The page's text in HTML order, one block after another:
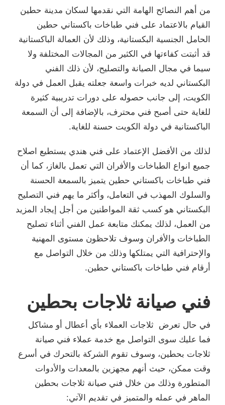
من أهم النصائح الهامة التي نقدمها لسكان مدينة حطين
القيام بالاعتماد على فني طباخات باكستاني حطين
الحامل الجنسية البكستانية، وذلك لأن العمالة الباكستانية
قد أثبتت كفاءتها في الكثير من المجالات المختلفة ولا
سيما في مجال الصيانة والتصليح، لأن ذلك الفني
البكستاني لديه خبرات واسعة جعلته يقبل العمل في دولة
الكويت، إلى جانب حصوله على دورات تدريبية كثيرة
للغاية حتى أصبح فني محترف، بالإضافة إلى أن السمعة
الباكستانية في دولة الكويت حسنة للغاية.
لذلك من الأفضل الإعتماد على فني هندي يستطيع اصلاح
جميع انواع الطباخات والأفران التي تعمل بالغاز، كما أن
فني طباخات باكستاني حطين يتميز بالسمعة الحسنة
والسلوك المهذب في التعامل، وأكثر ما يهم فني التصليح
البكستاني هو كسب ثقة المواطنين من أجل إيجاد المزيد
من العمل، لذلك يمكنك متابعة عمل الفني أثناء تصليح
الطباخات والأفران وسوف تلاحظون مستوى المهنية
والإحترافية التي يمتلكها وذلك من خلال التواصل مع
أرقام فني طباخات باكستاني حطين.
فني صيانة ثلاجات بحطين
في حال تعرض ثلاجات العملاء بأي أعطال أو مشاكل
فما عليك سوى التواصل مع خدمة عملاء فني صيانة
ثلاجات بحطين، وسوف تقوم الشركة بالتحرك في أسرع
وقت ممكن، حيث أنهم مجهزين بالمعدات والأدوات
المتطورة وذلك من خلال فني صيانة ثلاجات بحطين
الماهر في عمله والمتميز في تقديم الآتي: